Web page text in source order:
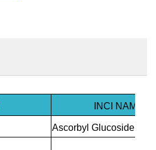
al
其它 (Others)
INCI NAME/
Ascorbyl Glucoside